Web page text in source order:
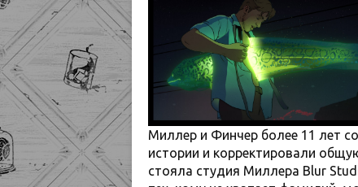
Миллер и Финчер более 11 лет
истории и корректировали
стояла студия Миллера Blur